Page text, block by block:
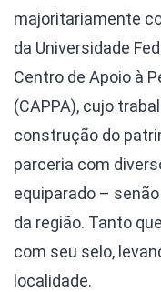
majoritariamente
da Universidade
Centro de Apoio à
(CAPPA), cujo
construção do
parceria com
equiparado –
da região. Tanto
com seu selo,
localidade.